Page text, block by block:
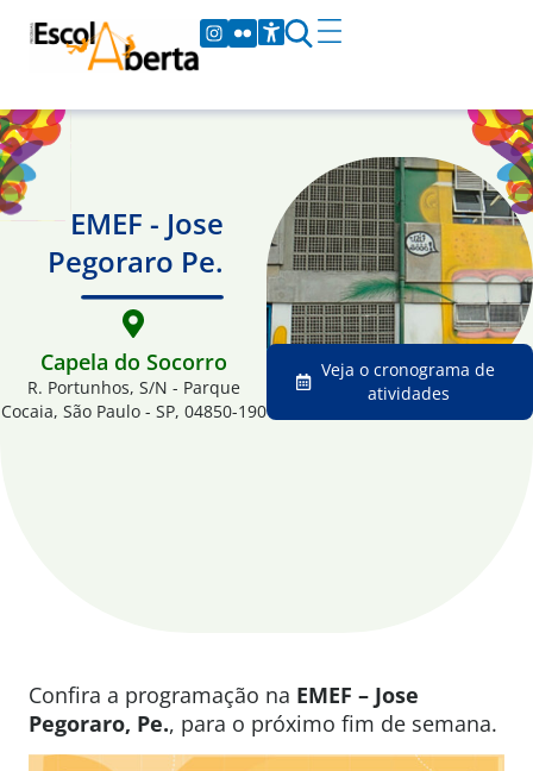
EMEF - Jose
Pegoraro Pe.
Capela do Socorro
R. Portunhos, S/N - Parque
Cocaia, São Paulo - SP, 04850-190
Veja o cronograma de
atividades
Confira a programação na EMEF – Jose
Pegoraro, Pe., para o próximo fim de semana.